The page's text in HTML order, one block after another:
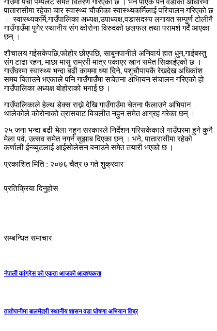
पातारासीमा रहेका चार स्वास्थ्य चौकीका स्वास्थ्यकर्मिलाई परिचालन गरिएको छ
। स्वास्थ्यकर्मि,गाउँपालिका अध्यक्ष,उपाध्यक्ष,वडासदस्य लगायत सम्पुर्ण टोलीनै
गाउँगाउँमा पुगेर स्थानीय संग कोरोना विरुदको छलफल तथा परामर्श गर्दै आएका
छन् ।
शौचालय गईसकेपछि,फोहोर छोएपछि, साबुनपानीले अनिवार्य हात धुन,गाईबस्तु
संग टाढा रहन, माछा मासु राम्ररी मात्र पकाएर खान समेत सिकाईएको छ ।
गाउँघरमा स्वास्थ्य भन्दा बढी काममा ध्या दिने, पशुचौपायकै रेखदेख अधिकांश
समय बिताउने भएकाले पनि गाउँगाउँमा सचेतना अभिायन संचालन गरिएको हो
गाउँपालिका अध्यक्ष बोहोराको भनाई छ ।
गाउँपालिकाले हेल्थ डेक्स राख्ने देखि गाउँगाउँमा चेतना फैलाउने अभियान
थालेकोले कोरोनाको त्रासबाट बिचलीत नहुन समेत आग्रह गरेका छन् ।
२५ जना भन्दा बढी भेला नहुन सरकारले निर्देशन गरिसकेकाले गाउँघरमा हुने कुनै
मेला पर्व, उत्सव समेत नगर्न सुझाब दिएका छन् । भने, पातारासीमा रहेको
कर्णाली ईन्च्युटलाई आईसोलेसन बनाउने समेत तयारी भएको छ ।
प्रकाशित मिति : २०७६ चैत्र ७ गते शुक्रवार
प्रतिक्रिया दिनुहोस
सम्बन्धित समाचार
नेपाली कांग्रेस को एकता आजको आवश्यकता
तातोपानीमा बालमैत्री स्थानीय शासन वडा घोषणा अभियान तिब्र